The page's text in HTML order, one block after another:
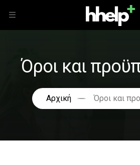
Όροι και
Αρχική Όροι και